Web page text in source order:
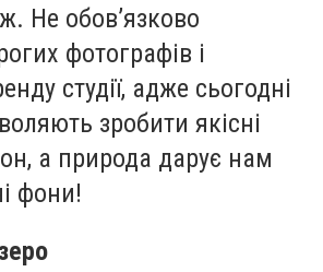
Не обов’язково
фотографів і
студії, адже сьогодні
зробити якісні
а природа дарує нам
фони!